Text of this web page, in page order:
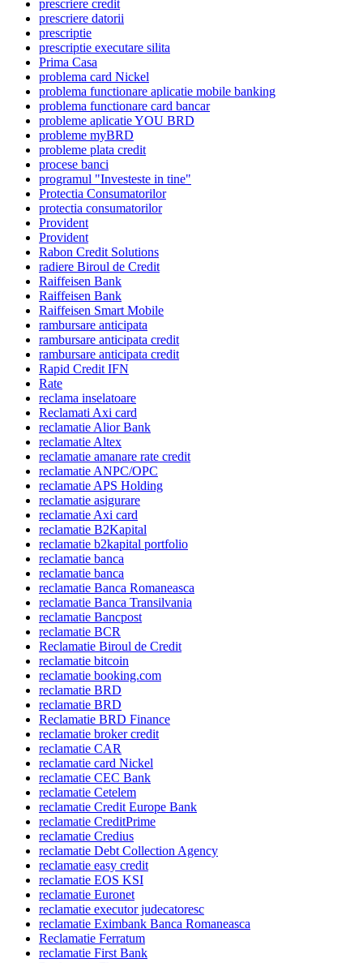
prescriere credit
prescriere datorii
prescriptie
prescriptie executare silita
Prima Casa
problema card Nickel
problema functionare aplicatie mobile banking
problema functionare card bancar
probleme aplicatie YOU BRD
probleme myBRD
probleme plata credit
procese banci
programul "Investeste in tine"
Protectia Consumatorilor
protectia consumatorilor
Provident
Provident
Rabon Credit Solutions
radiere Biroul de Credit
Raiffeisen Bank
Raiffeisen Bank
Raiffeisen Smart Mobile
rambursare anticipata
rambursare anticipata credit
rambursare anticipata credit
Rapid Credit IFN
Rate
reclama inselatoare
Reclamati Axi card
reclamatie Alior Bank
reclamatie Altex
reclamatie amanare rate credit
reclamatie ANPC/OPC
reclamatie APS Holding
reclamatie asigurare
reclamatie Axi card
reclamatie B2Kapital
reclamatie b2kapital portfolio
reclamatie banca
reclamatie banca
reclamatie Banca Romaneasca
reclamatie Banca Transilvania
reclamatie Bancpost
reclamatie BCR
Reclamatie Biroul de Credit
reclamatie bitcoin
reclamatie booking.com
reclamatie BRD
reclamatie BRD
Reclamatie BRD Finance
reclamatie broker credit
reclamatie CAR
reclamatie card Nickel
reclamatie CEC Bank
reclamatie Cetelem
reclamatie Credit Europe Bank
reclamatie CreditPrime
reclamatie Credius
reclamatie Debt Collection Agency
reclamatie easy credit
reclamatie EOS KSI
reclamatie Euronet
reclamatie executor judecatoresc
reclamatie Eximbank Banca Romaneasca
Reclamatie Ferratum
reclamatie First Bank